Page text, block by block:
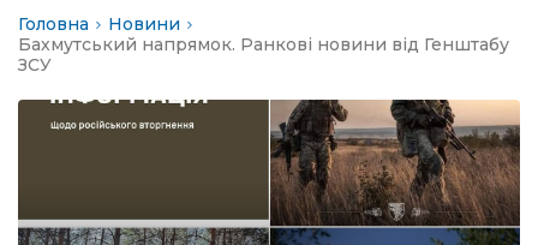
евакуації
новини
Головна
Новини
Бахмутський напрямок. Ранкові новини від Генштабу
ЗСУ